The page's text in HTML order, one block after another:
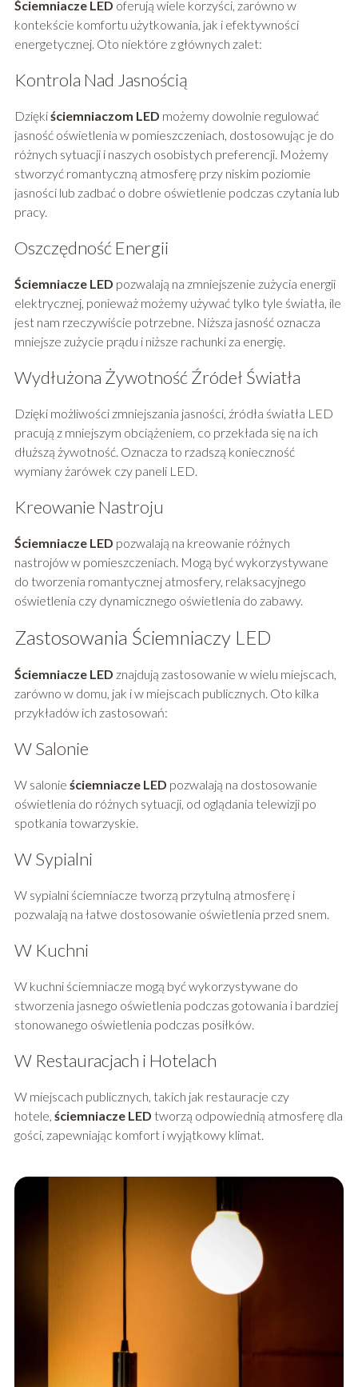
Ściemniacze LED oferują wiele korzyści, zarówno w
kontekście komfortu użytkowania, jak i efektywności
energetycznej. Oto niektóre z głównych zalet:
Kontrola Nad Jasnością
Dziękiściemniaczom LED możemy dowolnie regulować
jasność oświetlenia w pomieszczeniach, dostosowując je do
różnych sytuacji i naszych osobistych preferencji. Możemy
stworzyć romantyczną atmosferę przy niskim poziomie
jasności lub zadbać o dobre oświetlenie podczas czytania lub
pracy.
Oszczędność Energii
Ściemniacze LED pozwalają na zmniejszenie zużycia energii
elektrycznej, ponieważ możemy używać tylko tyle światła, ile
jest nam rzeczywiście potrzebne. Niższa jasność oznacza
mniejsze zużycie prądu i niższe rachunki za energię.
Wydłużona Żywotność Źródeł Światła
Dzięki możliwości zmniejszania jasności, źródła światła LED
pracują z mniejszym obciążeniem, co przekłada się na ich
dłuższą żywotność. Oznacza to rzadszą konieczność
wymiany żarówek czy paneli LED.
Kreowanie Nastroju
Ściemniacze LED pozwalają na kreowanie różnych
nastrojów w pomieszczeniach. Mogą być wykorzystywane
do tworzenia romantycznej atmosfery, relaksacyjnego
oświetlenia czy dynamicznego oświetlenia do zabawy.
Zastosowania Ściemniaczy LED
Ściemniacze LED znajdują zastosowanie w wielu miejscach,
zarówno w domu, jak i w miejscach publicznych. Oto kilka
przykładów ich zastosowań:
W Salonie
W salonie ściemniacze LED pozwalają na dostosowanie
oświetlenia do różnych sytuacji, od oglądania telewizji po
spotkania towarzyskie.
W Sypialni
W sypialni ściemniacze tworzą przytulną atmosferę i
pozwalają na łatwe dostosowanie oświetlenia przed snem.
W Kuchni
W kuchni ściemniacze mogą być wykorzystywane do
stworzenia jasnego oświetlenia podczas gotowania i bardziej
stonowanego oświetlenia podczas posiłków.
W Restauracjach i Hotelach
W miejscach publicznych, takich jak restauracje czy
hotele, ściemniacze LED tworzą odpowiednią atmosferę dla
gości, zapewniając komfort i wyjątkowy klimat.